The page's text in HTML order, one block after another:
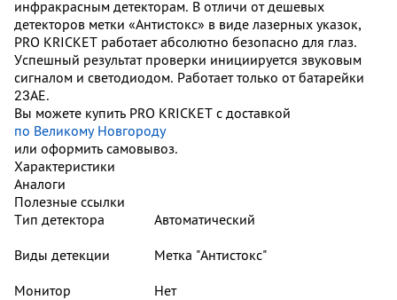
инфракрасным детекторам. В отличи от дешевых
детекторов метки «Антистокс» в виде лазерных указок,
PRO KRICKET работает абсолютно безопасно для глаз.
Успешный результат проверки инициируется звуковым
сигналом и светодиодом. Работает только от батарейки
23АЕ.
Вы можете купить PRO KRICKET с доставкой
по Великому Новгороду
или оформить самовывоз.
Характеристики
Аналоги
Полезные ссылки
Тип детектора
Автоматический
Виды детекции
Метка "Антистокс"
Монитор
Нет